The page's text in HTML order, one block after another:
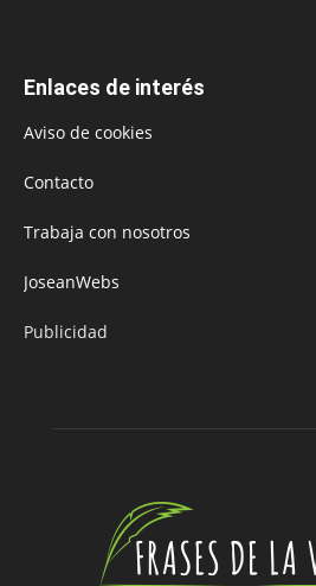
Enlaces de interés
Aviso de cookies
Contacto
Trabaja con nosotros
JoseanWebs
Publicidad